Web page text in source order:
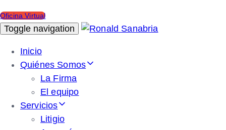
Oficina Virtual
Toggle navigation
Inicio
Quiénes Somos
La Firma
El equipo
Servicios
Litigio